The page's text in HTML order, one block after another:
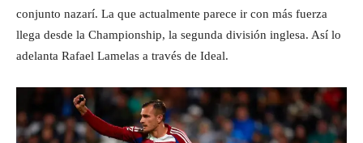
conjunto nazarí. La que actualmente parece ir con más fuerza
llega desde la Championship, la segunda división inglesa. Así lo
adelanta Rafael Lamelas a través de Ideal.